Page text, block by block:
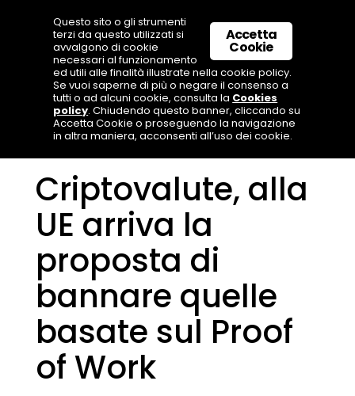
Criptovalute, alla
UE arriva la
proposta di
bannare quelle
basate sul Proof
of Work
Accetta
Cookie
Questo sito o gli strumenti
terzi da questo utilizzati si
avvalgono di cookie
necessari al funzionamento
ed utili alle finalità illustrate nella cookie policy.
Se vuoi saperne di più o negare il consenso a
tutti o ad alcuni cookie, consulta la Cookies
policy. Chiudendo questo banner, cliccando su
Accetta Cookie o proseguendo la navigazione
in altra maniera, acconsenti all’uso dei cookie.